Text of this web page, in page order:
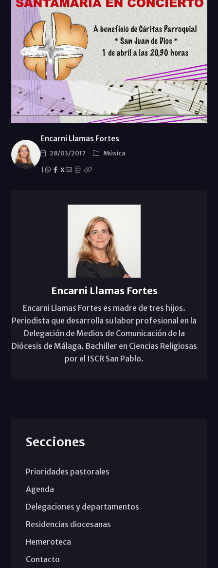
Encarni Llamas Fortes
28/03/2017
Música
X
Encarni Llamas Fortes
Encarni Llamas Fortes es madre de tres hijos.
Periodista que desarrolla su labor profesional en la
Delegación de Medios de Comunicación de la
Diócesis de Málaga. Bachiller en Ciencias Religiosas
por el ISCR San Pablo.
Secciones
Prioridades pastorales
Agenda
Delegaciones y departamentos
Residencias diocesanas
Hemeroteca
Contacto